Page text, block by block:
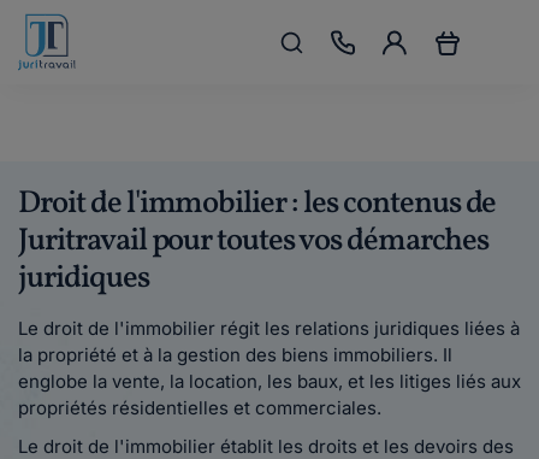
Droit de l'immobilier : les contenus de
Juritravail pour toutes vos démarches
juridiques
Le droit de l'immobilier régit les relations juridiques liées à
la propriété et à la gestion des biens immobiliers. Il
englobe la vente, la location, les baux, et les litiges liés aux
propriétés résidentielles et commerciales.
Le droit de l'immobilier établit les droits et les devoirs des